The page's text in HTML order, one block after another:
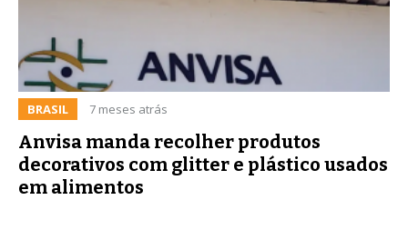
BRASIL 7 meses atrás
Anvisa manda recolher produtos
decorativos com glitter e plástico usados
em alimentos